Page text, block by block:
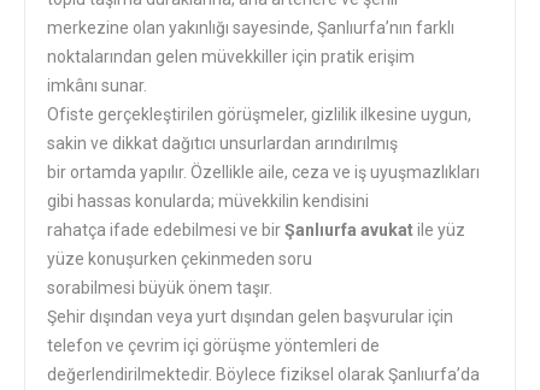
merkezine olan yakınlığı sayesinde, Şanlıurfa’nın farklı
noktalarından gelen müvekkiller için pratik erişim
imkânı sunar.
Ofiste gerçekleştirilen görüşmeler, gizlilik ilkesine uygun,
sakin ve dikkat dağıtıcı unsurlardan arındırılmış
bir ortamda yapılır. Özellikle aile, ceza ve iş uyuşmazlıkları
gibi hassas konularda; müvekkilin kendisini
rahatça ifade edebilmesi ve birŞanlıurfa avukatile yüz
yüze konuşurken çekinmeden soru
sorabilmesi büyük önem taşır.
Şehir dışından veya yurt dışından gelen başvurular için
telefon ve çevrim içi görüşme yöntemleri de
değerlendirilmektedir. Böylece fiziksel olarak Şanlıurfa’da